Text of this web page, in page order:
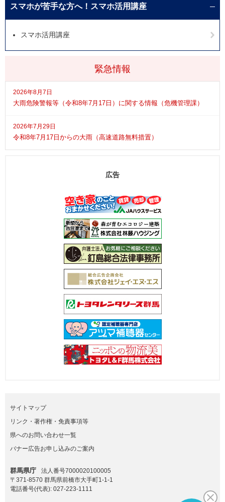
緊急情報
2026年8月7日
大雨危険警報等（令和8年7月17日）に関する情報（危機管理課）
2026年7月29日
令和8年7月17日からの大雨（高速道路無料措置）
スマホが苦手な方へ！スマホ活用講座
スマホ活用講座
広告
サイトマップ
リンク・著作権・免責事項等
県へのお問い合わせ一覧
バナー広告お申し込みのご案内
群馬県庁
法人番号7000020100005
〒371-8570 群馬県前橋市大手町1-1-1
電話番号(代表): 027-223-1111